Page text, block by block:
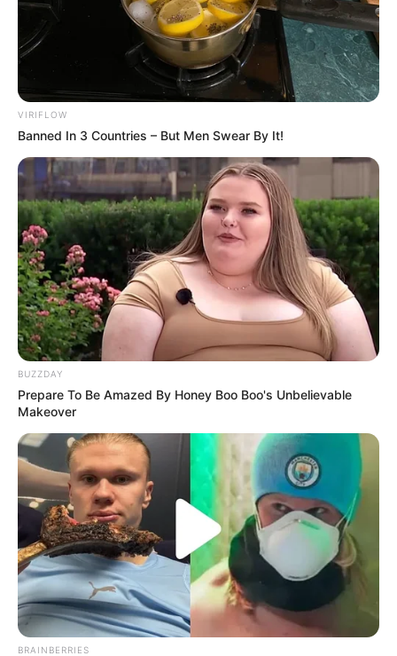
VIRIFLOW
Banned In 3 Countries – But Men Swear By It!
BUZZDAY
Prepare To Be Amazed By Honey Boo Boo's Unbelievable
Makeover
BRAINBERRIES